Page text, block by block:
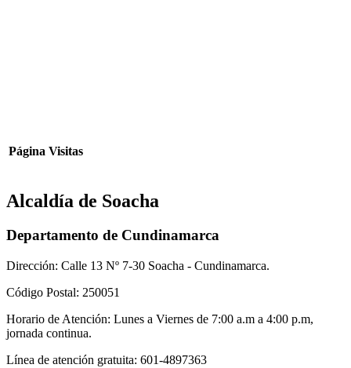
Página Visitas
Alcaldía de Soacha
Departamento de Cundinamarca
Dirección: Calle 13 Nº 7-30 Soacha - Cundinamarca.
Código Postal: 250051
Horario de Atención: Lunes a Viernes de 7:00 a.m a 4:00 p.m,
jornada continua.
Línea de atención gratuita: 601-4897363